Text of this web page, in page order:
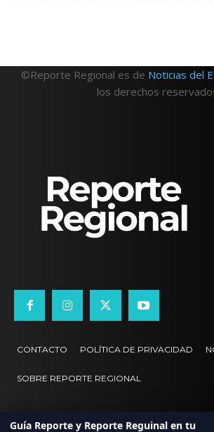
©Reporte Regional es de Noticias del
los derechos
CONTACTO POLÍTICA DE PRIVACIDAD
SOBRE REPORTE REGIONAL
Guía Reporte y Reporte Reguinal en tu